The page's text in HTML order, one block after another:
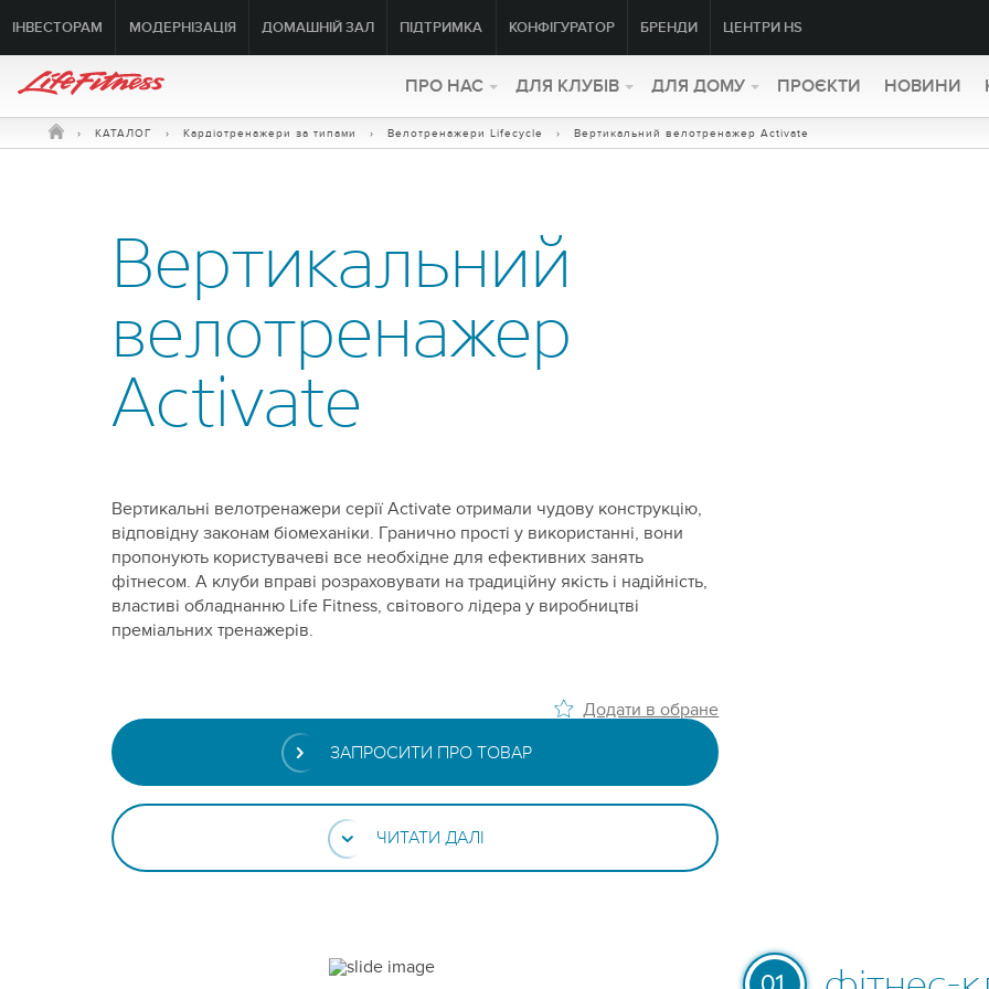
ІНВЕСТОРАМ МОДЕРНІЗАЦІЯ ДОМАШНІЙ ЗАЛ ПІДТРИМКА КОНФІГУРАТОР БРЕНДИ ЦЕНТРИ HS
ПРО HAC
ДЛЯ КЛУБІВ ДЛЯ ДОМУ ПРОЄКТИ НОВИНИ
› КАТАЛОГ › Кардіотренажери за типами › Велотренажери Lifecycle › Вертикальний велотренажер Activate
Вертикальний
велотренажер
Activate
Вертикальні велотренажери серії Activate отримали чудову конструкцію,
відповідну законам біомеханіки. Гранично прості у використанні, вони
пропонують користувачеві все необхідне для ефективних занять
фітнесом. А клуби вправі розраховувати на традиційну якість і надійність,
властиві обладнанню Life Fitness, світового лідера у виробництві
преміальних тренажерів.
Додати в обране
ЗАПРОСИТИ ПРО ТОВАР
ЧИТАТИ ДАЛІ